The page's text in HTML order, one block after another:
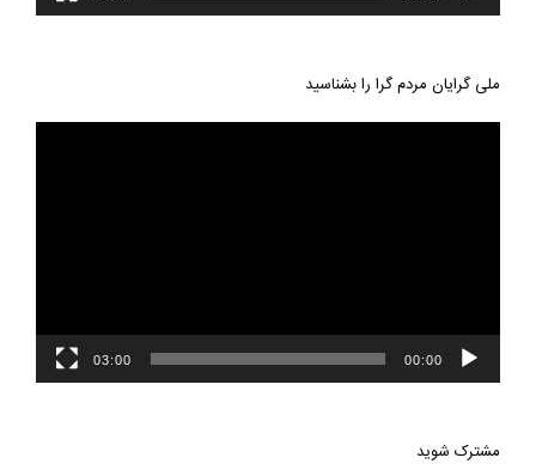
ملی گرایان مردم گرا را بشناسید
00:00
03:00
مشترک شوید